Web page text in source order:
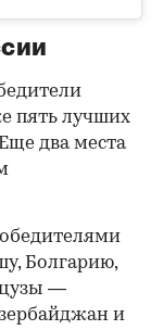
пять лучших
два места
Болгарию,
—
и